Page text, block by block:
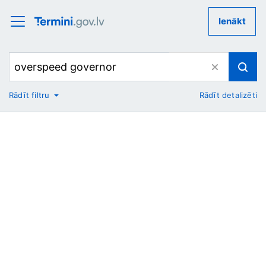
Ienākt
No
Rādīt filtru Rādīt detalizēti